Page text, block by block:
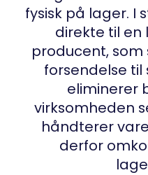
fysisk på lager. I
direkte til en
producent,
forsendelse til
eliminerer
virksomheden
håndterer
derfor